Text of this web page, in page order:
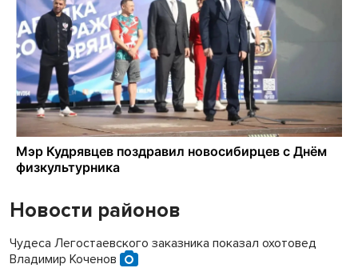
Новости районов
Чудеса Легостаевского заказника показал охотовед
Владимир Коченов